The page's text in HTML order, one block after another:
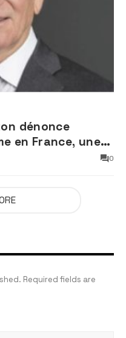
dénonce
en France, une
0
Required fields are